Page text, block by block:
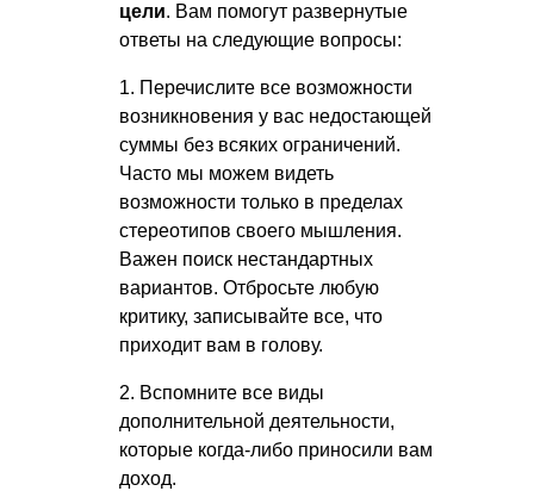
цели. Вам помогут развернутые
ответы на следующие вопросы:
1. Перечислите все возможности
возникновения у вас недостающей
суммы без всяких ограничений.
Часто мы можем видеть
возможности только в пределах
стереотипов своего мышления.
Важен поиск нестандартных
вариантов. Отбросьте любую
критику, записывайте все, что
приходит вам в голову.
2. Вспомните все виды
дополнительной деятельности,
которые когда-либо приносили вам
доход.